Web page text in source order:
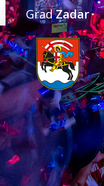
Preskoči
na
sadržaj
GradZadar